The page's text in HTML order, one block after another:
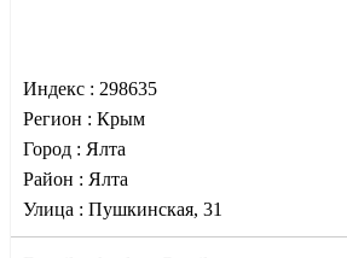
Индекс : 298635
Регион : Крым
Город : Ялта
Район : Ялта
Улица : Пушкинская, 31